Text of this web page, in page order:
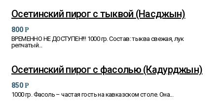
Осетинский пирог с тыквой (Насджын)
800 Р
ВРЕМЕННО НЕ ДОСТУПЕН!!! 1000 гр. Состав: тыква свежая, лук
репчатый...
Осетинский пирог с фасолью (Кадурджын)
850 Р
1000 гр. Фасоль – частая гость на кавказском столе. Она...